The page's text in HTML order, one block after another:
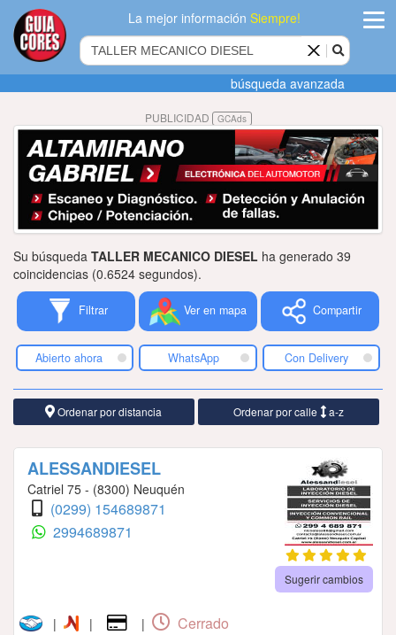
La mejor informaciónSiempre!
Agregar
empresa
Actualizar
datos
Publicidad
Tiendacores
Contactenos
búsqueda avanzada
PUBLICIDAD GCAds
Su búsqueda TALLER MECANICO DIESEL ha generado 39
coincidencias (0.6524 segundos).
Filtrar Ver en mapa Compartir
Abierto ahora WhatsApp Con Delivery
Ordenar por distancia Ordenar por calle a-z
ALESSANDIESEL
Catriel 75 - (8300) Neuquén
(0299) 154689871
2994689871
Sugerir cambios
| | | Cerrado